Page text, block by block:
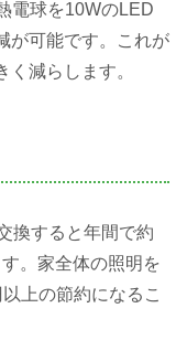
電球を10WのLED
が可能です。これが
減らします。
換すると年間で約
。家全体の照明を
上の節約になるこ